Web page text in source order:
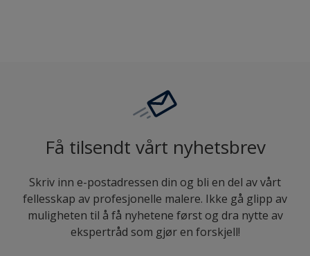
Få tilsendt vårt nyhetsbrev
Skriv inn e-postadressen din og bli en del av vårt
fellesskap av profesjonelle malere. Ikke gå glipp av
muligheten til å få nyhetene først og dra nytte av
ekspertråd som gjør en forskjell!